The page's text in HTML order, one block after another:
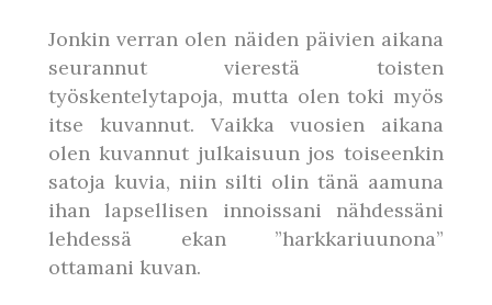
Jonkin verran olen näiden päivien aikana
seurannut vierestä toisten
työskentelytapoja, mutta olen toki myös
itse kuvannut. Vaikka vuosien aikana
olen kuvannut julkaisuun jos toiseenkin
satoja kuvia, niin silti olin tänä aamuna
ihan lapsellisen innoissani nähdessäni
lehdessä ekan ”harkkariuunona”
ottamani kuvan.